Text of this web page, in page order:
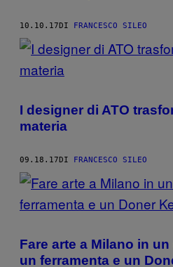
10.10.17DI FRANCESCO SILEO
I designer di ATO
materia
09.18.17DI FRANCESCO SILEO
Fare arte a Milano in
un ferramenta e un